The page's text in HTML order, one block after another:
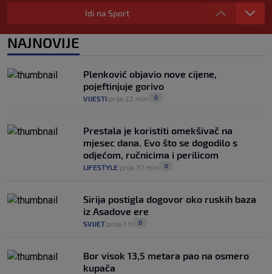
rajčica košta deset eura: "Nećete ih
vidjeti na akcijama u trgovinama"
8
Evo aktualnih cijena i nekoliko savjeta
da prođe što lakše i jeftinije
VIJESTI 2. kol. 0
Idi na Sport
NAJNOVIJE
Plenković objavio nove cijene,
pojeftinjuje gorivo
VIJESTI prije 22 min 0
Prestala je koristiti omekšivač na
mjesec dana. Evo što se dogodilo s
odjećom, ručnicima i perilicom
LIFESTYLE prije 37 min 0
Sirija postigla dogovor oko ruskih baza
iz Asadove ere
SVIJET prije 1 h 0
Bor visok 13,5 metara pao na osmero
kupača